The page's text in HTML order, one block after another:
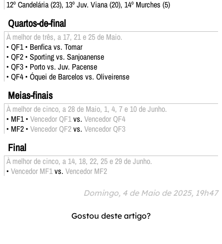
12º Candelária (23), 13º Juv. Viana (20), 14º Murches (5)
Quartos-de-final
À melhor de três, a 17, 21 e 25 de Maio.
• QF1 • Benfica vs. Tomar
• QF2 • Sporting vs. Sanjoanense
• QF3 • Porto vs. Juv. Pacense
• QF4 • Óquei de Barcelos vs. Oliveirense
Meias-finais
À melhor de cinco, a 28 de Maio, 1, 4, 7 e 10 de Junho.
• MF1 • Vencedor QF1vs. Vencedor QF4
• MF2 • Vencedor QF2vs. Vencedor QF3
Final
À melhor de cinco, a 14, 18, 22, 25 e 29 de Junho.
• Vencedor MF1vs. Vencedor MF2
Domingo, 4 de Maio de 2025, 19h47
Gostou deste artigo?